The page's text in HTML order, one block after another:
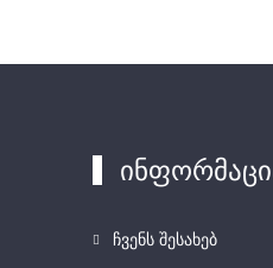
ჩვენს შესახებ